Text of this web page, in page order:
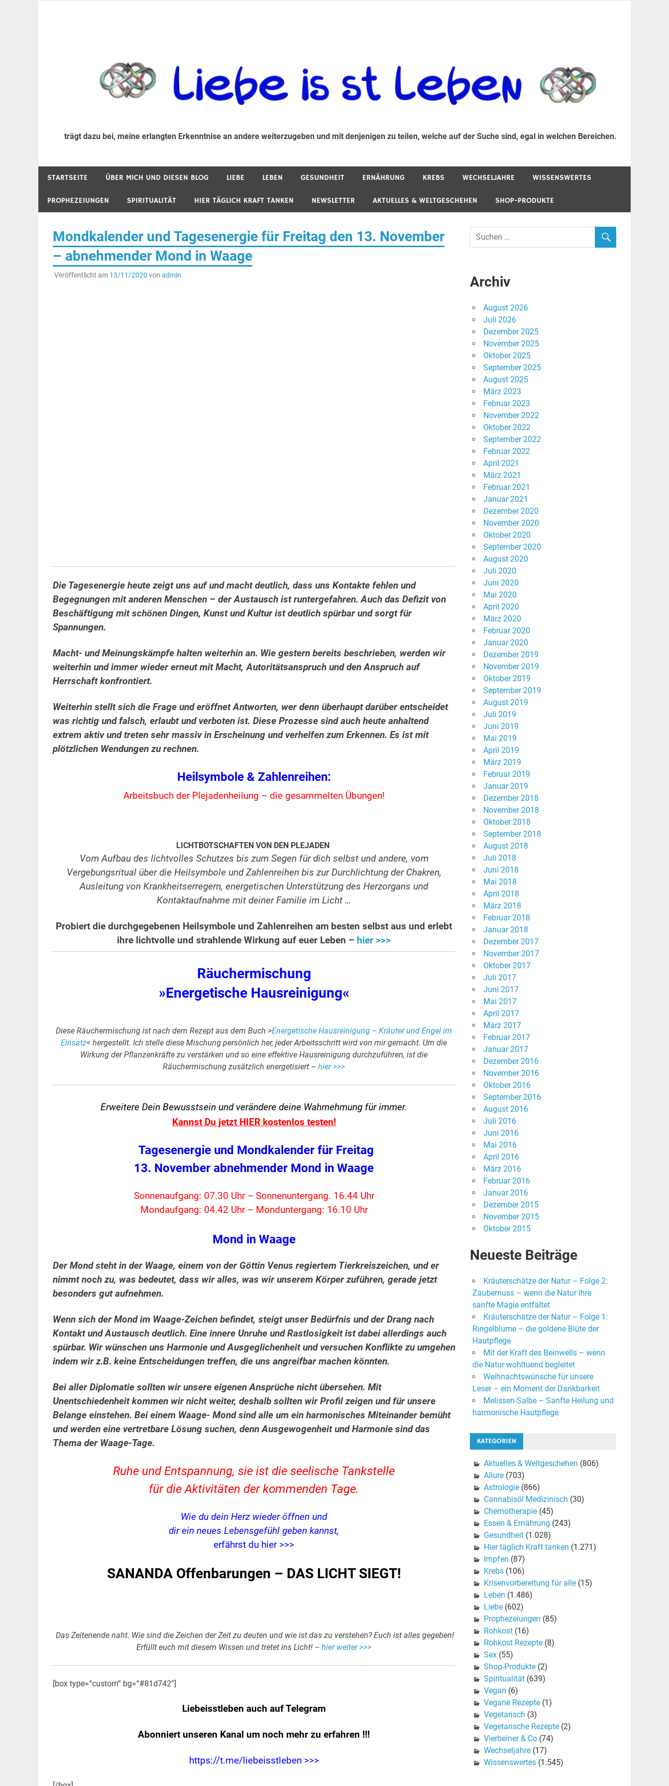
trägt dazu bei, meine erlangten Erkenntnise an andere weiterzugeben und mit denjenigen zu teilen, welche auf der Suche sind, egal in welchen Bereichen.
STARTSEITE ÜBER MICH UND DIESEN BLOG LIEBE LEBEN GESUNDHEIT ERNÄHRUNG KREBS WECHSELJAHRE WISSENSWERTES
PROPHEZEIUNGEN SPIRITUALITÄT HIER TÄGLICH KRAFT TANKEN NEWSLETTER AKTUELLES & WELTGESCHEHEN SHOP-PRODUKTE
Mondkalender und Tagesenergie für Freitag den 13. November
– abnehmender Mond in Waage
Veröffentlicht am 13/11/2020 von admin
Die Tagesenergie heute zeigt uns auf und macht deutlich, dass uns Kontakte fehlen und
Begegnungen mit anderen Menschen – der Austausch ist runtergefahren. Auch das Defizit von
Beschäftigung mit schönen Dingen, Kunst und Kultur ist deutlich spürbar und sorgt für
Spannungen.
Macht- und Meinungskämpfe halten weiterhin an. Wie gestern bereits beschrieben, werden wir
weiterhin und immer wieder erneutmit Macht, Autoritätsanspruch und den Anspruch auf
Herrschaft konfrontiert.
Weiterhin stellt sich die Frage und eröffnet Antworten, wer denn überhaupt darüber entscheidet
was richtig und falsch, erlaubt und verboten ist. Diese Prozesse sind auch heute anhaltend
extrem aktiv und treten sehr massiv in Erscheinung und verhelfen zum Erkennen. Es ist mit
plötzlichen Wendungen zu rechnen.
Heilsymbole & Zahlenreihen:
Arbeitsbuch der Plejadenheilung – die gesammelten Übungen!
LICHTBOTSCHAFTEN VON DEN PLEJADEN
Vom Aufbau des lichtvolles Schutzes bis zum Segen für dich selbst und andere, vom
Vergebungsritual über die Heilsymbole und Zahlenreihen bis zur Durchlichtung der Chakren,
Ausleitung von Krankheitserregern, energetischen Unterstützung des Herzorgans und
Kontaktaufnahme mit deiner Familie im Licht …
Probiert die durchgegebenen Heilsymbole und Zahlenreihen am besten selbst aus und erlebt
ihre lichtvolle und strahlende Wirkung auf euer Leben – hier >>>
Räuchermischung
»Energetische Hausreinigung«
Diese Räuchermischung ist nach dem Rezept aus dem Buch >Energetische Hausreinigung – Kräuter und Engel im
Einsatz< hergestellt. Ich stelle diese Mischung persönlich her, jeder Arbeitsschritt wird von mir gemacht. Um die
Wirkung der Pflanzenkräfte zu verstärken und so eine effektive Hausreinigung durchzuführen, ist die
Räuchermischung zusätzlich energetisiert –hier >>>
Erweitere Dein Bewusstsein und veränderedeine Wahrnehmung für immer.
Kannst Du jetzt HIER kostenlos testen!
Tagesenergie und Mondkalender für Freitag
13. November abnehmender Mond in Waage
Sonnenaufgang: 07.30 Uhr – Sonnenuntergang. 16.44 Uhr
Mondaufgang: 04.42 Uhr – Monduntergang: 16.10 Uhr
Mond in Waage
Der Mond steht in der Waage, einem von der Göttin Venus regiertem Tierkreiszeichen, und er
nimmt noch zu, was bedeutet, dass wir alles, was wir unserem Körper zuführen, gerade jetzt
besonders gut aufnehmen.
Wenn sich der Mond im Waage-Zeichen befindet, steigt unser Bedürfnis und der Drang nach
Kontakt und Austausch deutlich. Eine innere Unruhe und Rastlosigkeit ist dabei allerdings auch
spürbar. Wir wünschen uns Harmonie und Ausgeglichenheit und versuchen Konflikte zu umgehen
indem wir z.B. keine Entscheidungen treffen, die uns angreifbar machen könnten.
Bei aller Diplomatie sollten wir unsere eigenen Ansprüche nicht übersehen. Mit
Unentschiedenheit kommen wir nicht weiter, deshalb sollten wir Profil zeigen und für unsere
Belange einstehen. Bei einem Waage- Mond sind alle um ein harmonisches Miteinander bemüht
und werden eine vertretbare Lösung suchen, denn Ausgewogenheit und Harmonie sind das
Thema der Waage-Tage.
Ruhe und Entspannung, sie ist die seelische Tankstelle
für die Aktivitäten der kommenden Tage.
Wie du dein Herz wieder öffnen und
dir ein neues Lebensgefühl geben kannst,
erfährst du hier >>>
SANANDA Offenbarungen – DAS LICHT SIEGT!
Das Zeitenende naht. Wie sind die Zeichen der Zeit zu deuten und wie ist das zu verstehen? Euch ist alles gegeben!
Erfüllt euch mit diesem Wissen und tretet ins Licht! –hier weiter >>>
[box type=“custom“ bg=“#81d742″]
Liebeisstleben auch auf Telegram
Abonniert unseren Kanal um noch mehr zu erfahren !!!
https://t.me/liebeisstleben >>>
Archiv
August 2026
Juli 2026
Dezember 2025
November 2025
Oktober 2025
September 2025
August 2025
März 2023
Februar 2023
November 2022
Oktober 2022
September 2022
Februar 2022
April 2021
März 2021
Februar 2021
Januar 2021
Dezember 2020
November 2020
Oktober 2020
September 2020
August 2020
Juli 2020
Juni 2020
Mai 2020
April 2020
März 2020
Februar 2020
Januar 2020
Dezember 2019
November 2019
Oktober 2019
September 2019
August 2019
Juli 2019
Juni 2019
Mai 2019
April 2019
März 2019
Februar 2019
Januar 2019
Dezember 2018
November 2018
Oktober 2018
September 2018
August 2018
Juli 2018
Juni 2018
Mai 2018
April 2018
März 2018
Februar 2018
Januar 2018
Dezember 2017
November 2017
Oktober 2017
Juli 2017
Juni 2017
Mai 2017
April 2017
März 2017
Februar 2017
Januar 2017
Dezember 2016
November 2016
Oktober 2016
September 2016
August 2016
Juli 2016
Juni 2016
Mai 2016
April 2016
März 2016
Februar 2016
Januar 2016
Dezember 2015
November 2015
Oktober 2015
Neueste Beiträge
Kräuterschätze der Natur – Folge 2:
Zaubernuss – wenn die Natur ihre
sanfte Magie entfaltet
Kräuterschätze der Natur – Folge 1:
Ringelblume – die goldene Blüte der
Hautpflege
Mit der Kraft des Beinwells – wenn
die Natur wohltuend begleitet
Weihnachtswünsche für unsere
Leser – ein Moment der Dankbarkeit
Melissen-Salbe – Sanfte Heilung und
harmonische Hautpflege
KATEGORIEN
Aktuelles & Weltgeschehen (806)
Allure(703)
Astrologie(866)
Cannabisöl Medizinisch (30)
Chemotherapie(45)
Essen & Ernährung (243)
Gesundheit(1.028)
Hier täglich Kraft tanken (1.271)
Impfen (87)
Krebs(106)
Krisenvorbereitung für alle(15)
Leben (1.486)
Liebe(602)
Prophezeiungen (85)
Rohkost(16)
Rohkost Rezepte(8)
Sex(55)
Shop-Produkte(2)
Spiritualität(639)
Vegan (6)
Vegane Rezepte(1)
Vegetarisch (3)
Vegetarische Rezepte(2)
Vierbeiner & Co(74)
Wechseljahre(17)
Wissenswertes(1.545)